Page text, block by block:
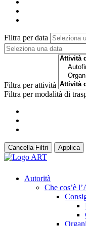
Filtra per data
Filtra per attività
Filtra per modalità di
Cancella Filtri Applica
Autorità
Che cos’è